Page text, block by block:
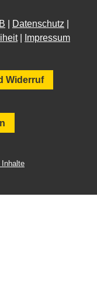
Datenschutz
| Impressum
Widerruf
Inhalte